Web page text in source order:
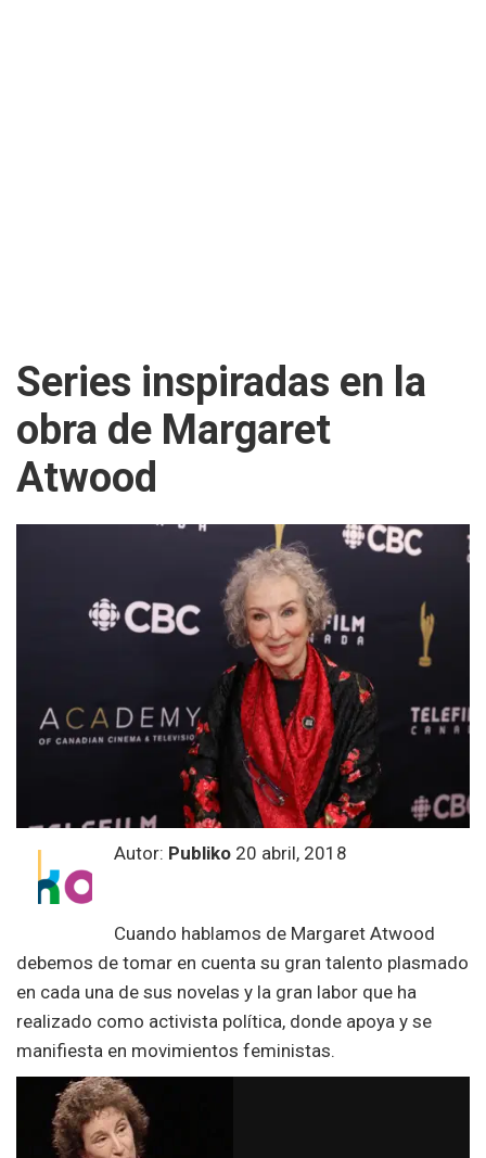
Series inspiradas en la
obra de Margaret
Atwood
Autor: Publiko 20 abril, 2018
Cuando hablamos de Margaret Atwood
debemos de tomar en cuenta su gran talento plasmado
en cada una de sus novelas y la gran labor que ha
realizado como activista política, donde apoya y se
manifiesta en movimientos feministas.